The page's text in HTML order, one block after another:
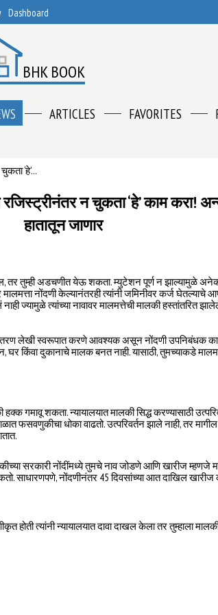
Dashboard
BHK BOOK
ARTICLES FAVORITES
‘हे’...
न चुकता ‘हे’ काम करा!
हातातून जाणार
तर तुम्ही अडचणीत येऊ शकता. म्युटेशन पूर्ण न झाल्यामुळे
मालमत्ता नोंदणी केल्यानंतरही त्यांनी जमिनीवर कर्ज
ज्यामुळे त्यांच्या नावावर मालमत्तेची मालकी हस्तांतरित
लेखी स्वरूपात करणे आवश्यक असून नोंदणी उपनिबंधक
किंवा दुकानाचे मालक बनत नाही. यासाठी, तुमच्याकडे
गमावू शकता. न्यायालयात मालकी सिद्ध करण्यासाठी
फसवणुकीचा धोका वाढतो. उत्परिवर्तन झाले नाही, तर
सरकारी नोंदींमध्ये तुमचे नाव जोडणे आणि खारीज
साधारणपणे, नोंदणीनंतर 45 दिवसांच्या आत दाखिल खारीज
होती त्यांनी न्यायालयात दावा दाखल केला तर तुम्हाला